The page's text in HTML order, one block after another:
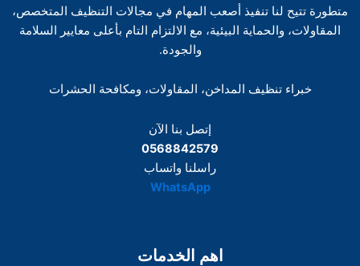
متطورة تتيح لنا تنفيذ أصعب المهام في مجالات التنظيف المتخصص،
المقاولات، والحماية البيئية، مع الالتزام التام بأعلى معايير السلامة
والجودة.
خبراء تنظيف المداخن، المقاولات، ومكافحة الحشرات
إتصل بنا الآن
0568842579
راسلنا واتساب
WhatsApp
اهم الخدمات